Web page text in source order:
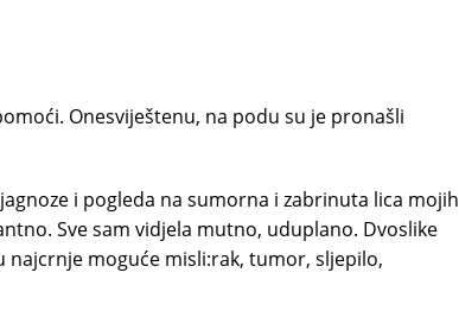
Onesviještenu, na podu su je pronašli
i pogleda na sumorna i zabrinuta lica mojih
Sve sam vidjela mutno, uduplano. Dvoslike
moguće misli:rak, tumor, sljepilo,